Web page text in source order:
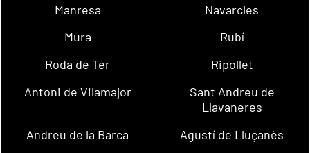
Manresa
Navarcles
Mura
Rubí
Roda de Ter
Ripollet
Antoni de Vilamajor
Sant Andreu de
Llavaneres
Andreu de la Barca
Agustí de Lluçanès